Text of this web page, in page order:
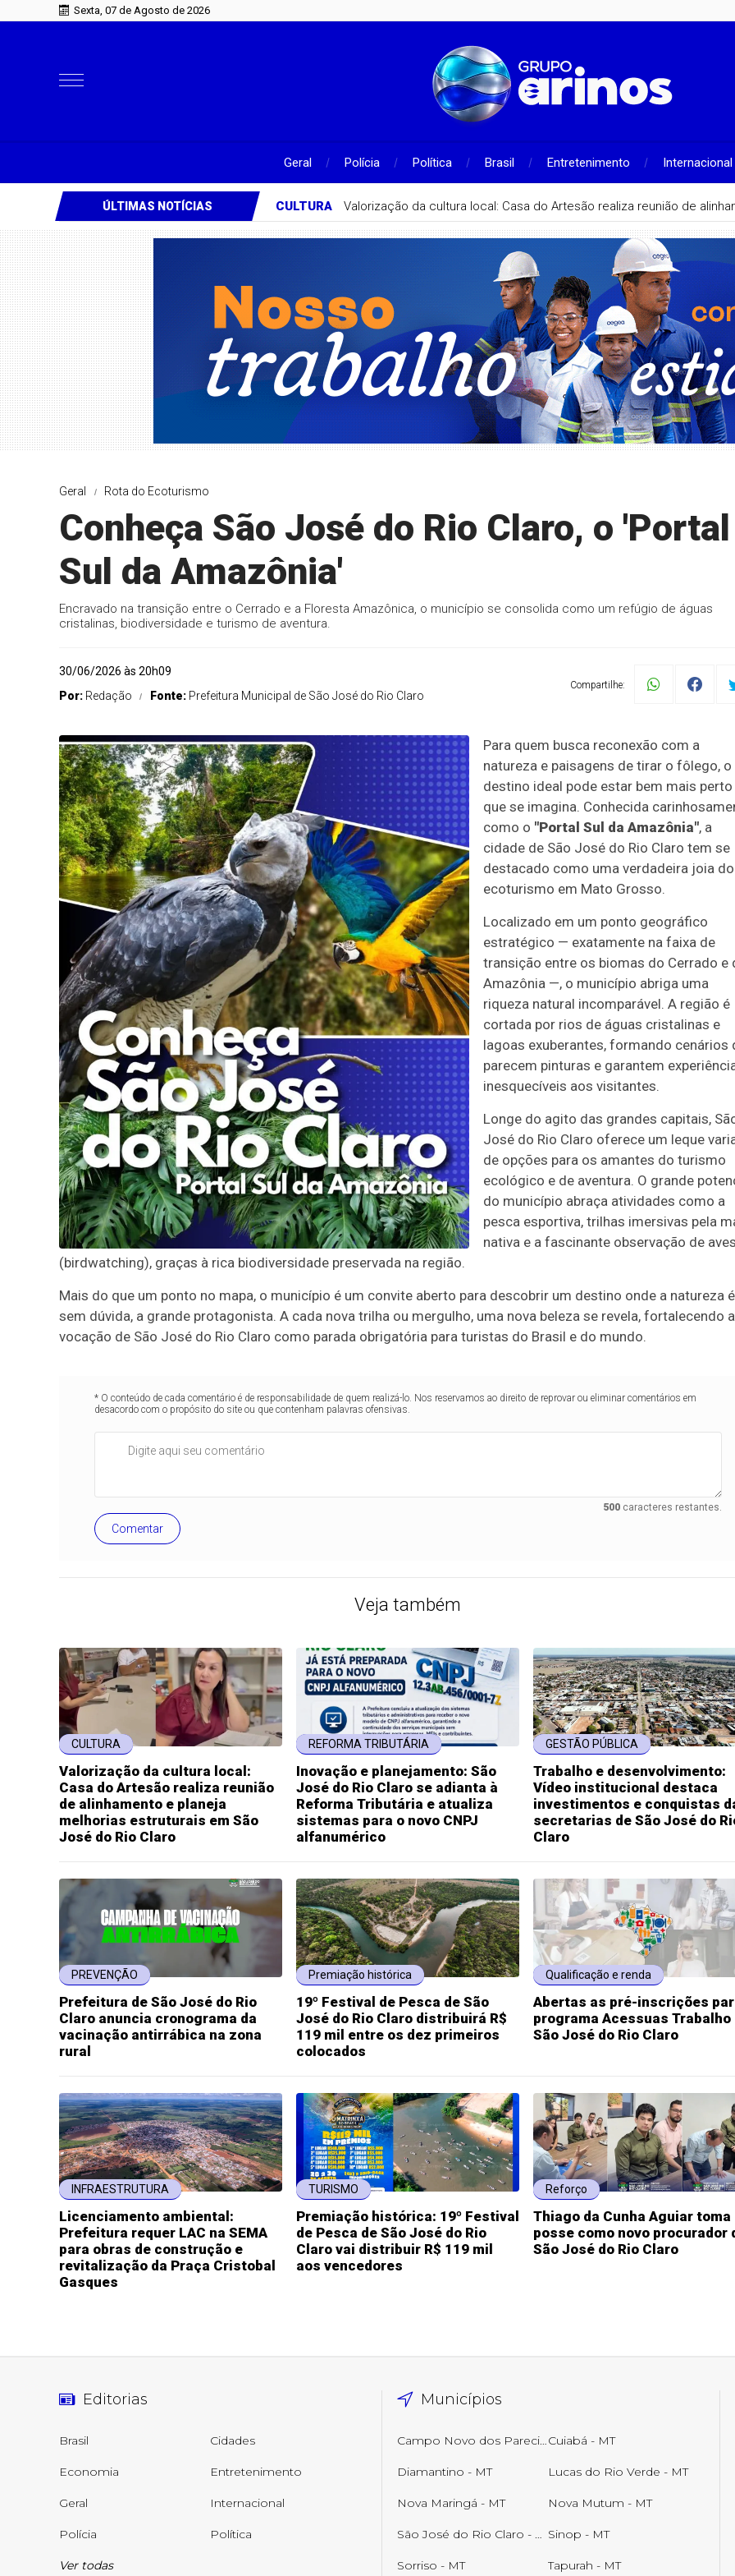
Sexta, 07 de Agosto de 2026
Geral Polícia Política Brasil Entretenimento Internacional
ÚLTIMAS NOTÍCIAS CULTURA Valorização da cultura local: Casa do Artesão realiza reunião de
Geral Rota do Ecoturismo
Conheça São José do Rio Claro, o 'Portal
Sul da Amazônia'
Encravado na transição entre o Cerrado e a Floresta Amazônica, o município se consolida como um refúgio de águas
cristalinas, biodiversidade e turismo de aventura.
30/06/2026 às 20h09
Por: Redação Fonte: Prefeitura Municipal de São José do Rio Claro
Compartilhe:
Para quem busca reconexão com a
natureza e paisagens de tirar o fôlego, o
destino ideal pode estar bem mais
que se imagina. Conhecida
como o "Portal Sul da Amazônia", a
cidade de São José do Rio Claro tem se
destacado como uma verdadeira joia do
ecoturismo em Mato Grosso.
Localizado em um ponto geográfico
estratégico — exatamente na faixa de
transição entre os biomas do Cerrado e
Amazônia —, o município abriga uma
riqueza natural incomparável. A região é
cortada por rios de águas cristalinas e
lagoas exuberantes, formando cenários
parecem pinturas e garantem
inesquecíveis aos visitantes.
Longe do agito das grandes capitais,
José do Rio Claro oferece um leque
de opções para os amantes do turismo
ecológico e de aventura. O grande
do município abraça atividades como a
pesca esportiva, trilhas imersivas pela
nativa e a fascinante observação de
(birdwatching), graças à rica biodiversidade preservada na região.
Mais do que um ponto no mapa, o município é um convite aberto para descobrir um destino onde a natureza
sem dúvida, a grande protagonista. A cada nova trilha ou mergulho, uma nova beleza se revela, fortalecendo a
vocação de São José do Rio Claro como parada obrigatória para turistas do Brasil e do mundo.
* O conteúdo de cada comentário é de responsabilidade de quem realizá-lo. Nos reservamos ao direito de reprovar ou eliminar comentários em
desacordo com o propósito do site ou que contenham palavras ofensivas.
500caracteres restantes.
Comentar
Veja também
CULTURA
Valorização da cultura local:
Casa do Artesão realiza reunião
de alinhamento e planeja
melhorias estruturais em São
José do Rio Claro
REFORMA TRIBUTÁRIA
Inovação e planejamento: São
José do Rio Claro se adianta à
Reforma Tributária e atualiza
sistemas para o novo CNPJ
alfanumérico
GESTÃO PÚBLICA
Trabalho e desenvolvimento:
Vídeo institucional destaca
investimentos e conquistas
secretarias de São José do
Claro
PREVENÇÃO
Prefeitura de São José do Rio
Claro anuncia cronograma da
vacinação antirrábica na zona
rural
Premiação histórica
19º Festival de Pesca de São
José do Rio Claro distribuirá R$
119 mil entre os dez primeiros
colocados
Qualificação e renda
Abertas as pré-inscrições
programa Acessuas Trabalho
São José do Rio Claro
INFRAESTRUTURA
Licenciamento ambiental:
Prefeitura requer LAC na SEMA
para obras de construção e
revitalização da Praça Cristobal
Gasques
TURISMO
Premiação histórica: 19º Festival
de Pesca de São José do Rio
Claro vai distribuir R$ 119 mil
aos vencedores
Reforço
Thiago da Cunha Aguiar toma
posse como novo procurador
São José do Rio Claro
Editorias
Brasil Cidades
Economia Entretenimento
Geral Internacional
Polícia Política
Ver todas
Municípios
Campo Novo dos Parecis - MTCuiabá - MT
Diamantino - MT Lucas do Rio Verde - MT
Nova Maringá - MT Nova Mutum - MT
São José do Rio Claro - MT Sinop - MT
Sorriso - MT Tapurah - MT